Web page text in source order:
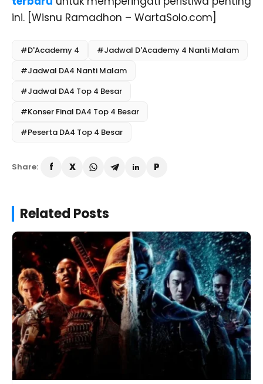
ini. [Wisnu Ramadhon – WartaSolo.com]
#D'Academy 4
#Jadwal D'Academy 4 Nanti Malam
#Jadwal DA4 Nanti Malam
#Jadwal DA4 Top 4 Besar
#Konser Final DA4 Top 4 Besar
#Peserta DA4 Top 4 Besar
Share:
Related Posts